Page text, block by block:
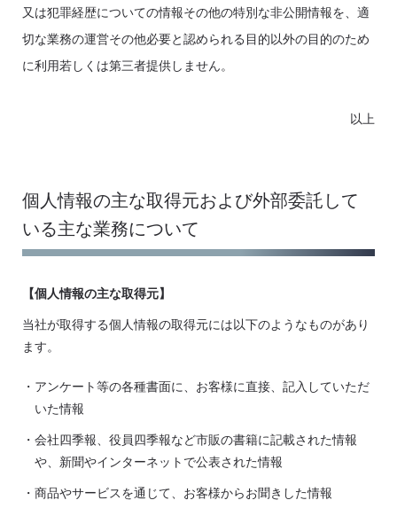
又は犯罪経歴についての情報その他の特別な非公開情報を、適
切な業務の運営その他必要と認められる目的以外の目的のため
に利用若しくは第三者提供しません。
以上
個人情報の主な取得元および外部委託して
いる主な業務について
【個人情報の主な取得元】
当社が取得する個人情報の取得元には以下のようなものがあり
ます。
・アンケート等の各種書面に、お客様に直接、記入していただ
いた情報
・会社四季報、役員四季報など市販の書籍に記載された情報
や、新聞やインターネットで公表された情報
・商品やサービスを通じて、お客様からお聞きした情報